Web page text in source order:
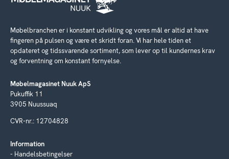
Møbelbranchen er i konstant udvikling og vores mål er altid at have
fingeren på pulsen og være et skridt foran. Vi har hele tiden et
opdateret og tidssvarende sortiment, som lever op til kundernes krav
og forventning om konstant fornyelse.
Møbelmagasinet Nuuk ApS
Pukuffik 11
3905 Nuussuaq
CVR-nr.: 12704828
Information
Handelsbetingelser